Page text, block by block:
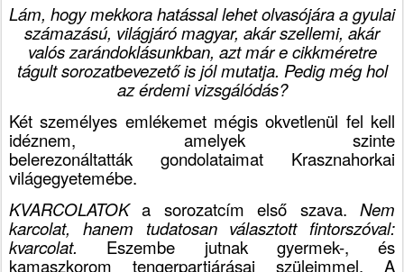
Lám, hogy mekkora hatással lehet olvasójára a gyulai
számazású, világjáró magyar, akár szellemi, akár
valós zarándoklásunkban, azt már e cikkméretre
tágult sorozatbevezető is jól mutatja. Pedig még hol
az érdemi vizsgálódás?
Két személyes emlékemet mégis okvetlenül fel kell
idéznem, amelyek szinte
belerezonáltatták gondolataimat Krasznahorkai
világegyetemébe.
KVARCOLATOKa sorozatcím első szava. Nem
karcolat, hanem tudatosan választott fintorszóval:
kvarcolat. Eszembe jutnak gyermek-, és
kamaszkorom tengerpartjárásai szüleimmel. A